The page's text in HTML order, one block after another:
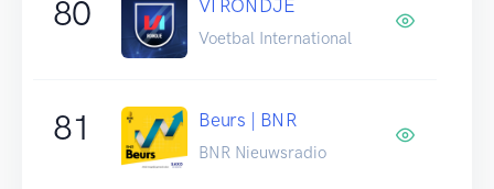
80 VI RONDJE
Voetbal International
81 Beurs | BNR
BNR Nieuwsradio